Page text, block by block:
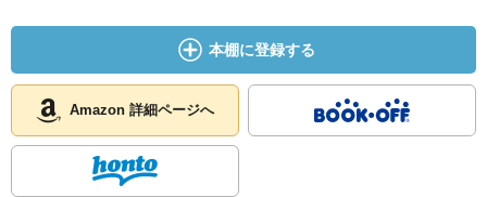
本棚に登録する
Amazon 詳細ページへ